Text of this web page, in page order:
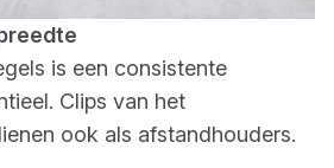
is een consistente
Clips van het
ook als afstandhouders.